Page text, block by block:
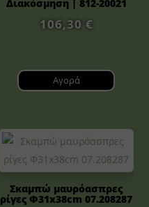
Διακόσμηση | 812-20021
106,30 €
Αγορά
Σκαμπώ μαυρόασπρες
ρίγες Φ31x38cm 07.208287